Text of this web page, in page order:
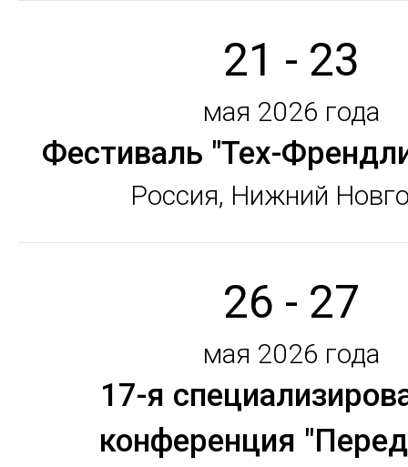
21 - 23
мая 2026 года
Фестиваль "Тех-
Россия, Нижний
26 - 27
мая 2026 года
17-я
конференция